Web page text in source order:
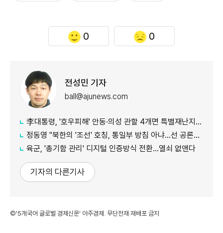
0 0
전성민 기자
ball@ajunews.com
李대통령, '호우피해' 안동·의성 관할 4개면 특별재난지역 선포
정동영 "북한의 '조선' 호칭, 통일부 방침 아냐...선 공론화 먼저"
육군, '총기함 관리' 디지털 인증방식 전환…열쇠 없앤다
기자의 다른기사
©'5개국어 글로벌 경제신문' 아주경제. 무단전재·재배포 금지